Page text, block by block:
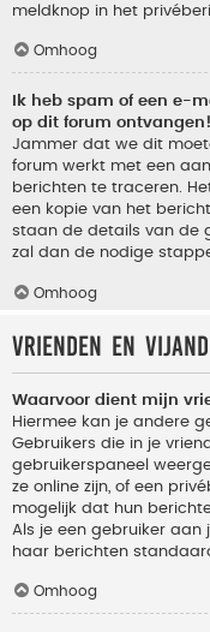
meldknop in het
Omhoog
Ik heb spam of een e-
op dit forum ontvangen!
Jammer dat we dit
forum werkt met een
berichten te traceren.
een kopie van het
staan de details van de
zal dan de nodige
Omhoog
Vrienden en
Waarvoor dient mijn
Hiermee kan je andere
Gebruikers die in je
gebruikerspaneel
ze online zijn, of een
mogelijk dat hun
Als je een gebruiker aan
haar berichten
Omhoog